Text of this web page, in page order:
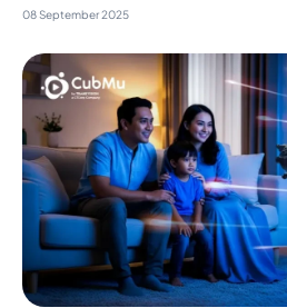
08 September 2025